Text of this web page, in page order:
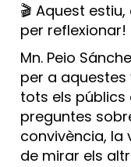
🎬 Aquest
per reflexionar!
Mn. Peio
per a aquestes
tots els
preguntes
convivència, la
de mirar els